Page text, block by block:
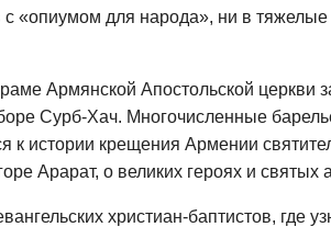
«опиумом для народа», ни в тяжелые
Армянской Апостольской церкви
Сурб-Хач. Многочисленные
к истории крещения Армении
Арарат, о великих героях и святых
христиан-баптистов, где